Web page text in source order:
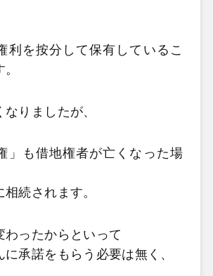
利を按分して保有しているこ
りましたが、
」も借地権者が亡くなった場
続されます。
わったからといって
承諾をもらう必要は無く、